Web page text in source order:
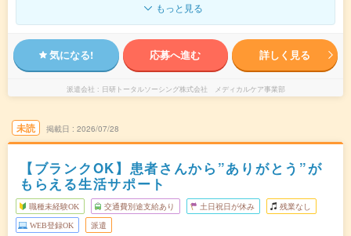
もっと見る
気になる! 応募へ進む 詳しく見る
派遣会社 日研トータルソーシング株式会社 メディカルケア事業部
未読 掲載日 2026/07/28
【ブランクOK】患者さんから”ありがとう”が
もらえる生活サポート
職種未経験OK 交通費別途支給あり 土日祝日が休み 残業なし
WEB登録OK 派遣